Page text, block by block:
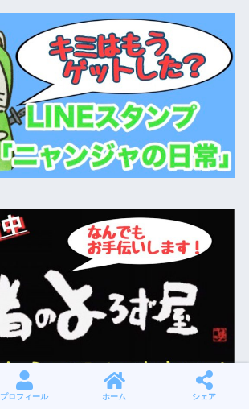
プロフィール ホーム シェア